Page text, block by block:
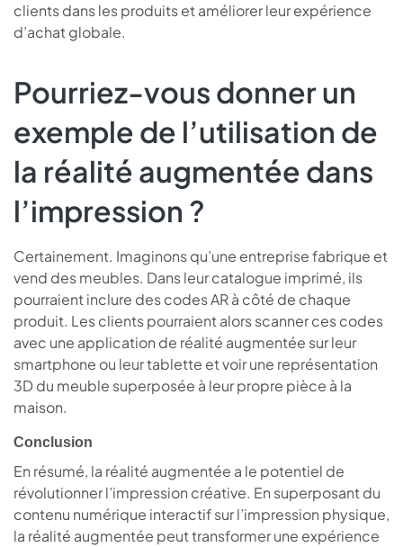
clients dans les produits et améliorer leur expérience
d’achat globale.
Pourriez-vous donner un
exemple de l’utilisation de
la réalité augmentée dans
l’impression ?
Certainement. Imaginons qu’une entreprise fabrique et
vend des meubles. Dans leur catalogue imprimé, ils
pourraient inclure des codes AR à côté de chaque
produit. Les clients pourraient alors scanner ces codes
avec une application de réalité augmentée sur leur
smartphone ou leur tablette et voir une représentation
3D du meuble superposée à leur propre pièce à la
maison.
Conclusion
En résumé, la réalité augmentée a le potentiel de
révolutionner l’impression créative. En superposant du
contenu numérique interactif sur l’impression physique,
la réalité augmentée peut transformer une expérience